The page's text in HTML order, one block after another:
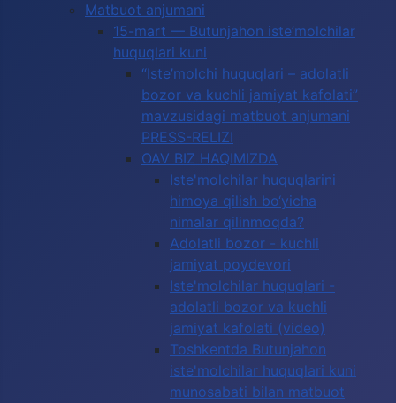
Matbuot anjumani
15-mart — Butunjahon iste’molchilar
huquqlari kuni
“Iste’molchi huquqlari – adolatli
bozor va kuchli jamiyat kafolati”
mavzusidagi matbuot anjumani
PRESS-RELIZI
OAV BIZ HAQIMIZDA
Iste'molchilar huquqlarini
himoya qilish bo‘yicha
nimalar qilinmoqda?
Adolatli bozor - kuchli
jamiyat poydevori
Iste'molchilar huquqlari -
adolatli bozor va kuchli
jamiyat kafolati (video)
Toshkentda Butunjahon
iste'molchilar huquqlari kuni
munosabati bilan matbuot